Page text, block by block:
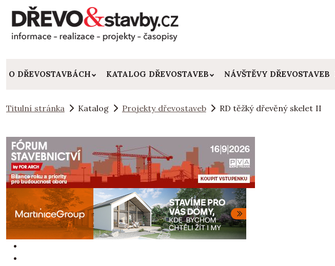
O DŘEVOSTAVBÁCH KATALOG DŘEVOSTAVEB NÁVŠTĚVY DŘEVOSTAVEB
Titulní stránka Katalog Projekty dřevostaveb RD těžký dřevěný skelet II